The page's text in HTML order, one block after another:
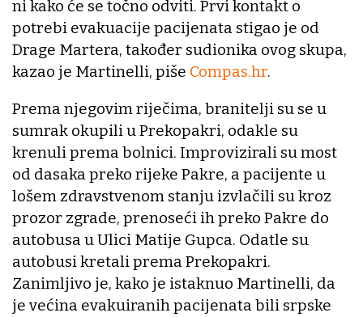
ni kako će se točno odviti. Prvi kontakt o
potrebi evakuacije pacijenata stigao je od
Drage Martera, također sudionika ovog skupa,
kazao je Martinelli, piše Compas.hr.
Prema njegovim riječima, branitelji su se u
sumrak okupili u Prekopakri, odakle su
krenuli prema bolnici. Improvizirali su most
od dasaka preko rijeke Pakre, a pacijente u
lošem zdravstvenom stanju izvlačili su kroz
prozor zgrade, prenoseći ih preko Pakre do
autobusa u Ulici Matije Gupca. Odatle su
autobusi kretali prema Prekopakri.
Zanimljivo je, kako je istaknuo Martinelli, da
je većina evakuiranih pacijenata bili srpske